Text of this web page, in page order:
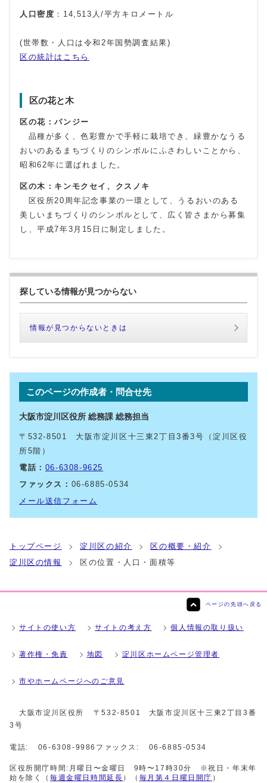
人口密度 ：14,513人/平方キロメートル
(世帯数・人口は令和2年国勢調査結果)
区の統計はこちら
区の花と木
区の花：パンジー
品種が多く、色彩豊かで手軽に栽培でき、緑豊かなうる
おいのあるまちづくりのシンボルにふさわしいことから、
昭和62年に選ばれました。
区の木：キンモクセイ、クスノキ
区役所20周年記念事業の一環として、うるおいのある
美しいまちづくりのシンボルとして、広く皆さまから募集
し、平成7年3月15日に制定しました。
探している情報が見つからない
情報が見つからないときは
このページの作成者・問合せ先
大阪市淀川区役所 総務課 総務担当
〒532-8501 大阪市淀川区十三東2丁目3番3号（淀川区役
所5階）
電話： 06-6308-9625
ファックス： 06-6885-0534
メール送信フォーム
トップページ 淀川区の紹介
区の概要・紹介
淀川区の情報
区の位置・人口・面積等
ページの先頭へ戻る
サイトの使い方 サイトの考え方 個人情報の取り扱い
著作権・免責 地図 淀川区ホームページ管理者
市やホームページへのご意見
大阪市淀川区役所
〒532-8501 大阪市淀川区十三東2丁目3番
3号
電話: 06-6308-9986 ファックス: 06-6885-0534
区役所開庁時間:月曜日〜金曜日 9時〜17時30分 ※祝日・年末年
始を除く（ 毎週金曜日時間延長 ）（ 毎月第４日曜日開庁 ）